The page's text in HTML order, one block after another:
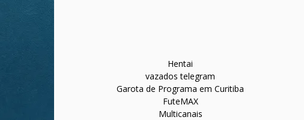
Hentai
vazados telegram
Garota de Programa em Curitiba
FuteMAX
Multicanais